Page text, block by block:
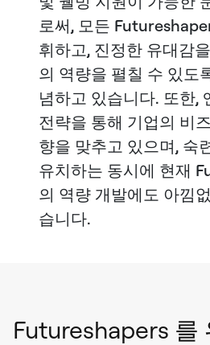
로써, 모든
휘하고, 진정한 유대감
의 역량을 펼칠 수 있도
념하고 있습니다. 또한,
전략을 통해 기업의 비
향을 맞추고 있으며, 숙
유치하는 동시에 현재
의 역량 개발에도 아낌
습니다.
Futureshapers 를